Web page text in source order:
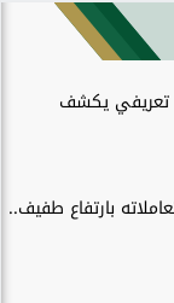
لقاء تعريفي يكشف
بارتفاع طفيف..